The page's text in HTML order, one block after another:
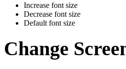
Increase font size
Decrease font size
Default font size
Change